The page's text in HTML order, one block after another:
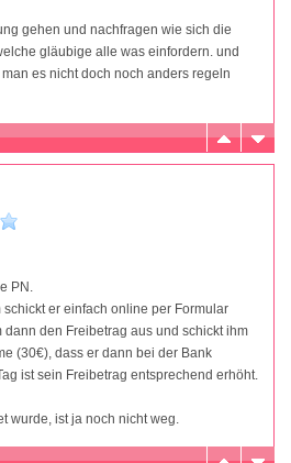
gehen und nachfragen wie sich die
gläubige alle was einfordern. und
es nicht doch noch anders regeln
PN.
schickt er einfach online per Formular
den Freibetrag aus und schickt ihm
(30€), dass er dann bei der Bank
ist sein Freibetrag entsprechend erhöht.
wurde, ist ja noch nicht weg.